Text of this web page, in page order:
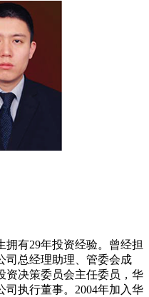
拥有29年投资经验。曾经担
司总经理助理、管委会成
资决策委员会主任委员，华
司执行董事。2004年加入华